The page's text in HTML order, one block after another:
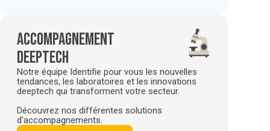
Accompagnement
deeptech
Notre équipe Identifie pour vous les nouvelles
tendances, les laboratoires et les innovations
deeptech qui transforment votre secteur.
Découvrez nos différentes solutions
d'accompagnements.